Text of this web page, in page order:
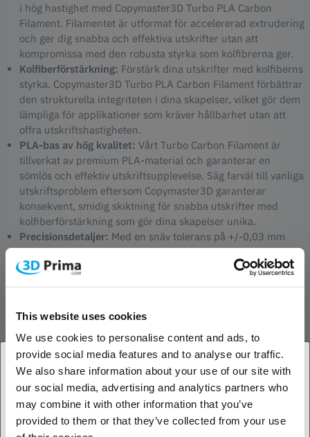
This website uses cookies
We use cookies to personalise content and ads, to
provide social media features and to analyse our traffic.
We also share information about your use of our site with
our social media, advertising and analytics partners who
may combine it with other information that you’ve
provided to them or that they’ve collected from your use
i hög hastighet med Copymaster3D Turbo PLA Carbon
Filament. Filamentet är utformat för accelererad extrudering
och ger dig snabba och effektiva utskrifter utan att
kompromissa med den robusta styrka som kolfibrerna ger.
Kolfiberförstärkning: Förstärk dina utskrifter med kolfiberns
styrka. Copymaster3D Turbo PLA Carbon Filament förbättrar
den strukturella integriteten i dina skapelser, vilket gör dem
lämpliga för applikationer som kräver hållbarhet utan att
offra utskriftshastigheten.
PLA-bas av hög kvalitet: Vårt Turbo Carbon Filament är
tillverkat av premium PLA-material och garanterar en
sömlös och effektiv utskriftsupplevelse. Säg farväl till vanliga
utskriftsproblem eftersom Copymaster3D garanterar
konsekvent, smidig skiktning för snabba utskrifter med
kolfiberförstärkning som gör dina skapelser unika.
Precisionsdetaljer: Med en snäv tolerans på +/-0,03 mm
levererar Copymaster3D Turbo PLA Carbon Filament
hastighet utan kompromisser. Njut av snabb, exakt skiktning
sund.
Applikationer:
Snabb prototyptillverkning med styrka: Sätt fart på din
prototypprocess med den extra styrkan hos kolfibrer.
Copymaster3D Turbo PLA Carbon Filament är perfekt för
dem som kräver både snabbhet och hållbarhet i sina
prototypprojekt.
1. Är du en företagskund eller en privatkund?
Företagskund